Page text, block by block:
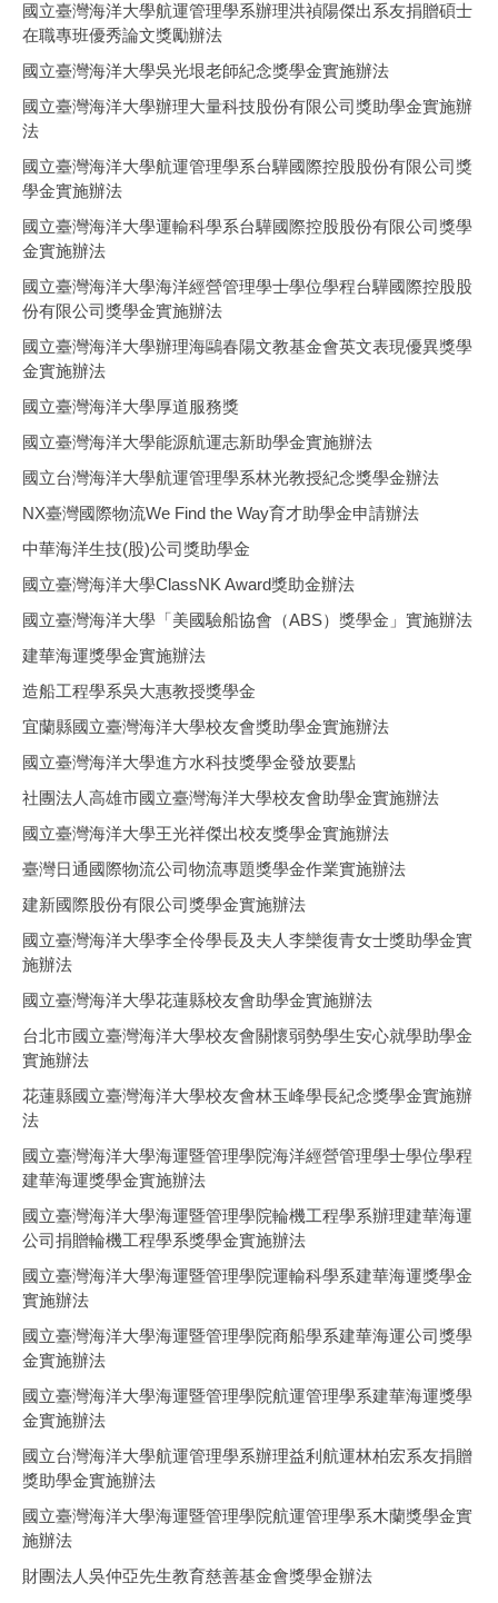
國立臺灣海洋大學航運管理學系辦理洪禎陽傑出系友捐贈碩士
在職專班優秀論文獎勵辦法
國立臺灣海洋大學吳光垠老師紀念獎學金實施辦法
國立臺灣海洋大學辦理大量科技股份有限公司獎助學金實施辦
法
國立臺灣海洋大學航運管理學系台驊國際控股股份有限公司獎
學金實施辦法
國立臺灣海洋大學運輸科學系台驊國際控股股份有限公司獎學
金實施辦法
國立臺灣海洋大學海洋經營管理學士學位學程台驊國際控股股
份有限公司獎學金實施辦法
國立臺灣海洋大學辦理海鷗春陽文教基金會英文表現優異獎學
金實施辦法
國立臺灣海洋大學厚道服務獎
國立臺灣海洋大學能源航運志新助學金實施辦法
國立台灣海洋大學航運管理學系林光教授紀念獎學金辦法
NX臺灣國際物流We Find the Way育才助學金申請辦法
中華海洋生技(股)公司獎助學金
國立臺灣海洋大學ClassNK Award獎助金辦法
國立臺灣海洋大學「美國驗船協會（ABS）獎學金」實施辦法
建華海運獎學金實施辦法
造船工程學系吳大惠教授獎學金
宜蘭縣國立臺灣海洋大學校友會獎助學金實施辦法
國立臺灣海洋大學進方水科技獎學金發放要點
社團法人高雄市國立臺灣海洋大學校友會助學金實施辦法
國立臺灣海洋大學王光祥傑出校友獎學金實施辦法
臺灣日通國際物流公司物流專題獎學金作業實施辦法
建新國際股份有限公司獎學金實施辦法
國立臺灣海洋大學李全伶學長及夫人李欒復青女士獎助學金實
施辦法
國立臺灣海洋大學花蓮縣校友會助學金實施辦法
台北市國立臺灣海洋大學校友會關懷弱勢學生安心就學助學金
實施辦法
花蓮縣國立臺灣海洋大學校友會林玉峰學長紀念獎學金實施辦
法
國立臺灣海洋大學海運暨管理學院海洋經營管理學士學位學程
建華海運獎學金實施辦法
國立臺灣海洋大學海運暨管理學院輪機工程學系辦理建華海運
公司捐贈輪機工程學系獎學金實施辦法
國立臺灣海洋大學海運暨管理學院運輸科學系建華海運獎學金
實施辦法
國立臺灣海洋大學海運暨管理學院商船學系建華海運公司獎學
金實施辦法
國立臺灣海洋大學海運暨管理學院航運管理學系建華海運獎學
金實施辦法
國立台灣海洋大學航運管理學系辦理益利航運林柏宏系友捐贈
獎助學金實施辦法
國立臺灣海洋大學海運暨管理學院航運管理學系木蘭獎學金實
施辦法
財團法人吳仲亞先生教育慈善基金會獎學金辦法